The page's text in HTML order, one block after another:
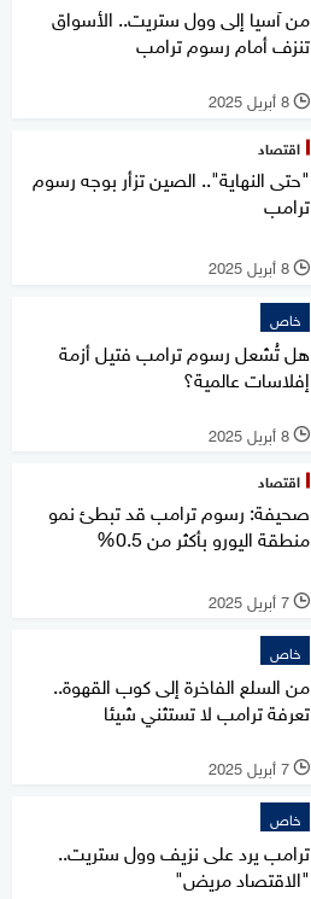
من آسيا إلى وول ستريت.. الأسواق
تنزف أمام رسوم ترامب
l 8 أبريل 2025
اقتصاد
"حتى النهاية".. الصين تزأر بوجه رسوم
ترامب
l 8 أبريل 2025
خاص
هل تُشعل رسوم ترامب فتيل أزمة
إفلاسات عالمية؟
l 8 أبريل 2025
اقتصاد
صحيفة: رسوم ترامب قد تبطئ نمو
منطقة اليورو بأكثر من 0.5%
l 7 أبريل 2025
خاص
من السلع الفاخرة إلى كوب القهوة..
تعرفة ترامب لا تستثني شيئا
l 7 أبريل 2025
خاص
ترامب يرد على نزيف وول ستريت..
"الاقتصاد مريض"